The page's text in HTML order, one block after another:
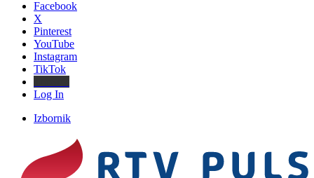
Facebook
X
Pinterest
YouTube
Instagram
TikTok
Log In
Izbornik